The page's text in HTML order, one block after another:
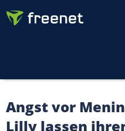
Angst vor
Lilly lassen